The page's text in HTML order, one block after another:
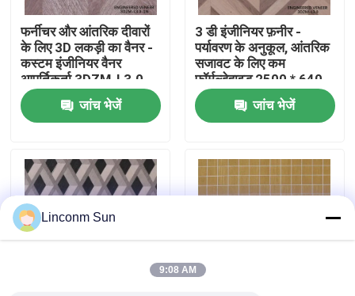
गुणवत्ता नियंत्रण
हमसे संपर्क करें
मामले
उद्धरण मांगें
फर्नीचर और आंतरिक दीवारों
के लिए 3D लकड़ी का वैनर -
कस्टम इंजीनियर वैनर
आपूर्तिकर्ता 3DZM-L3.0-
1N
जांच भेजें
3 डी इंजीनियर फ़नीर -
पर्यावरण के अनुकूल, आंतरिक
सजावट के लिए कम
फॉर्मल्डेहाइड 2500 * 640
मिमी 3 डीजेडएम-एल 3।0
जांच भेजें
Linconm Sun
9:08 AM